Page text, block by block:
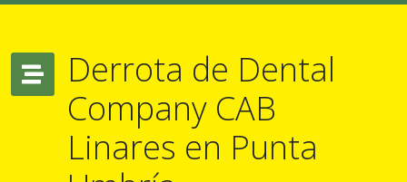
Derrota de Dental
Company CAB
Linares en Punta